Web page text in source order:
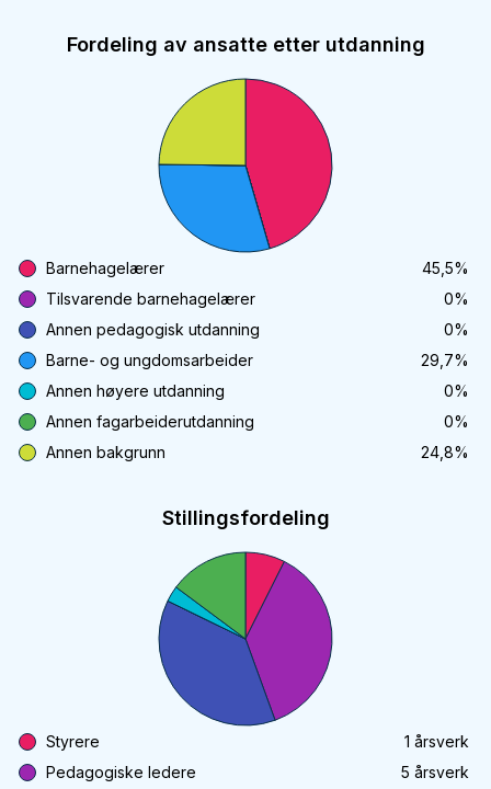
Fordeling av ansatte etter utdanning
Barnehagelærer 45,5%
Tilsvarende barnehagelærer
0%
Annen pedagogisk utdanning
0%
Barne- og ungdomsarbeider
29,7%
Annen høyere utdanning
0%
Annen fagarbeiderutdanning
0%
Annen bakgrunn
24,8%
Stillingsfordeling
Styrere 1 årsverk
Pedagogiske ledere
5 årsverk